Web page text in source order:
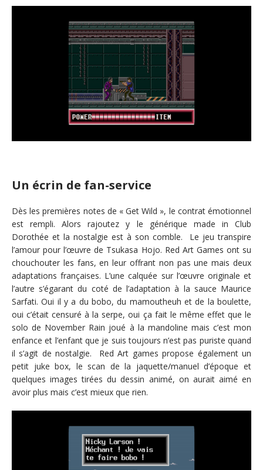
Un écrin de fan-service
Dès les premières notes de « Get Wild », le contrat émotionnel
est rempli. Alors rajoutez y le générique made in Club
Dorothée et la nostalgie est à son comble. Le jeu transpire
l’amour pour l’œuvre de Tsukasa Hojo. Red Art Games ont su
chouchouter les fans, en leur offrant non pas une mais deux
adaptations françaises. L’une calquée sur l’œuvre originale et
l’autre s’égarant du coté de l’adaptation à la sauce Maurice
Sarfati. Oui il y a du bobo, du mamoutheuh et de la boulette,
oui c’était censuré à la serpe, oui ça fait le même effet que le
solo de November Rain joué à la mandoline mais c’est mon
enfance et l’enfant que je suis toujours n’est pas puriste quand
il s’agit de nostalgie. Red Art games propose également un
petit juke box, le scan de la jaquette/manuel d’époque et
quelques images tirées du dessin animé, on aurait aimé en
avoir plus mais c’est mieux que rien.